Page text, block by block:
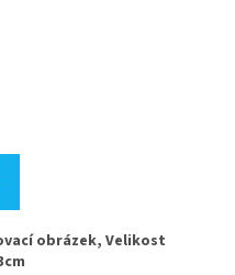
obrázek, Velikost